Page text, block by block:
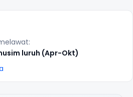
luruh (Apr-Okt)